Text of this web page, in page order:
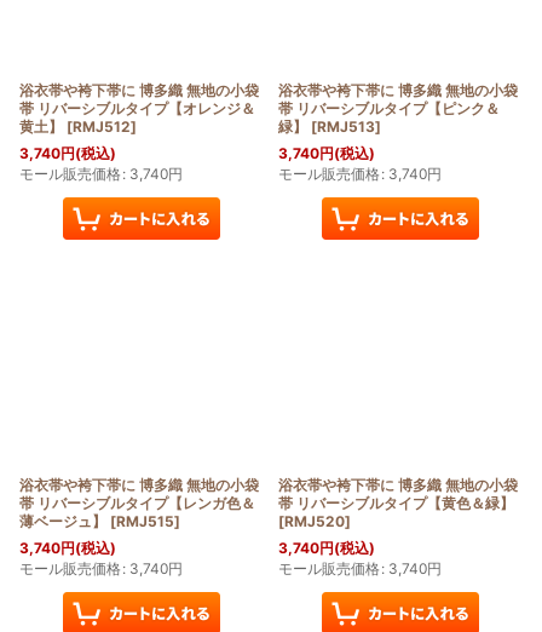
浴衣帯や袴下帯に 博多織 無地の小袋
帯 リバーシブルタイプ【オレンジ＆
黄土】
[RMJ512]
3,740円(税込)
モール販売価格: 3,740円
浴衣帯や袴下帯に 博多織 無地の小袋
帯 リバーシブルタイプ【ピンク＆
緑】
[RMJ513]
3,740円(税込)
モール販売価格: 3,740円
浴衣帯や袴下帯に 博多織 無地の小袋
帯 リバーシブルタイプ【レンガ色＆
薄ベージュ】
[RMJ515]
3,740円(税込)
モール販売価格: 3,740円
浴衣帯や袴下帯に 博多織 無地の小袋
帯 リバーシブルタイプ【黄色＆緑】
[RMJ520]
3,740円(税込)
モール販売価格: 3,740円